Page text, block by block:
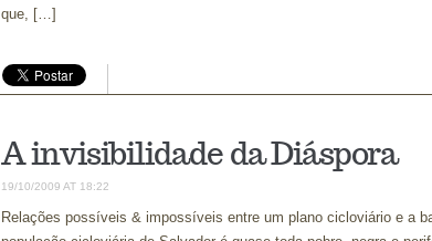
que, […]
A invisibilidade da Diáspora
19/10/2009 AT 18:22
Relações possíveis & impossíveis entre um plano cicloviário e a